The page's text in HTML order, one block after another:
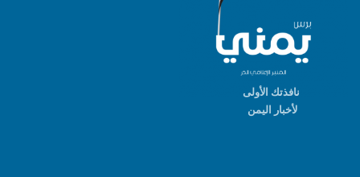
نافذتك الأولى
لأخبار اليمن